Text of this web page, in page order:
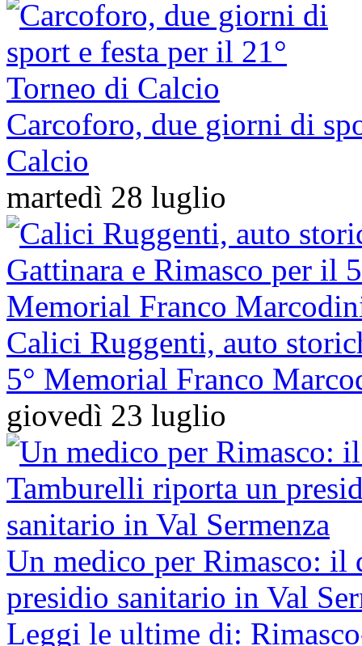
Carcoforo, due giorni di
Calcio
martedì 28 luglio
Calici Ruggenti, auto
5° Memorial Franco
giovedì 23 luglio
Un medico per Rimasco:
presidio sanitario in Val
Leggi le ultime di: